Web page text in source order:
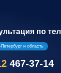
по
и область
467-37-14